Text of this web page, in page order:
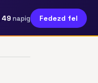
49 napig Fedezd fel